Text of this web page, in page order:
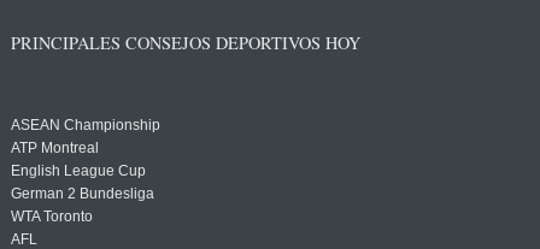
PRINCIPALES CONSEJOS DEPORTIVOS HOY
ASEAN Championship
ATP Montreal
English League Cup
German 2 Bundesliga
WTA Toronto
AFL